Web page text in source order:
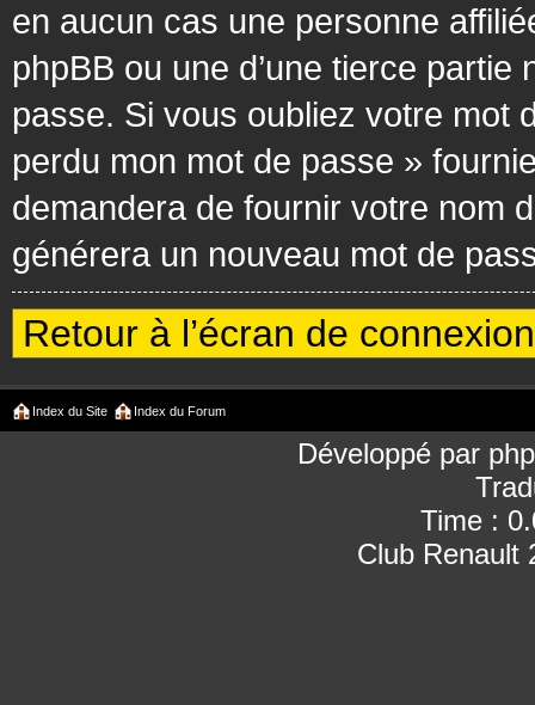
en aucun cas une personne
phpBB ou une d’une tierce
passe. Si vous oubliez votre mot
perdu mon mot de passe »
demandera de fournir votre nom
générera un nouveau mot de
Retour à l’écran de connexion
Index du Site Index du Forum
Développé par
Time :
Club Renault